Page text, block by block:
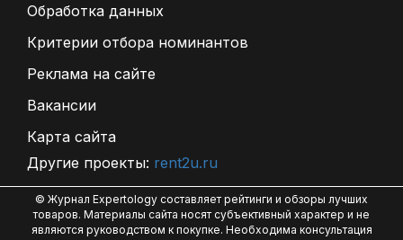
Обработка данных
Критерии отбора номинантов
Реклама на сайте
Вакансии
Карта сайта
Другие проекты: rent2u.ru
© Журнал Expertology составляет рейтинги и обзоры лучших
товаров. Материалы сайта носят субъективный характер и не
являются руководством к покупке. Необходима консультация